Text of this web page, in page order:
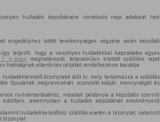
hulladék képződésére vonatkozó napi adatokat heti
engedélyhez kötött tevékenységek végzése során képződő
teljesíti, hogy a veszélyes hulladékkal kapcsolatos egyes
§-ában
meghatározott, teljeskörűen kitöltött szállítási lapot
hatóságnak ellenőrzés céljából rendelkezésre bocsátja.
bizonylatot állít ki, mely tartalmazza a szállítás
típusának megnevezését, azonosító kódját, mennyiségét és
nyilvántartásához, másolati példánya a képződés szerinti
amennyiben a hulladék képződését eredményező
hulladékkezelőhöz szállítás esetén a bizonylat, valamint
bizonylat